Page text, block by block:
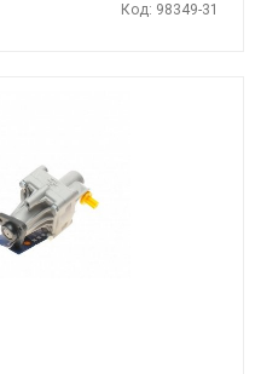
Код: 98349-31